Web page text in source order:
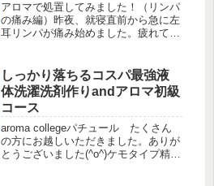
アロマで処置してみました！（リンパ
の痛み編）昨夜、就寝直前から急に左
耳リンパが痛み始めました。疲れてい
眠れない状態でした。朝になり鏡を見
るとなんと、リンパ付近が腫れている
～...
しっかり落ちるコスパ最強液
体洗濯洗剤作りandアロマ初級
コース
aroma collegeパチュール たくさん
の方にお越しいただきました。ありが
とうございました(^o^)ケモタイプ精油